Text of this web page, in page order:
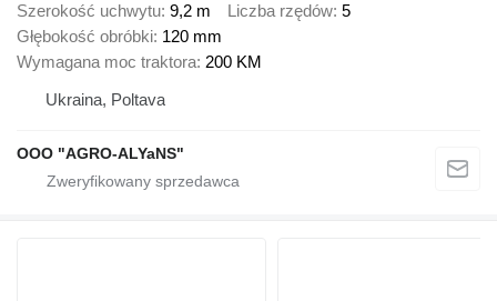
Szerokość uchwytu 9,2 m Liczba rzędów 5
Głębokość obróbki 120 mm
Wymagana moc traktora 200 KM
Ukraina, Poltava
OOO "AGRO-ALYaNS"